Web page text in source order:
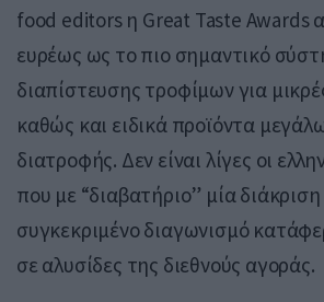
food editors η Great Taste Awards
ευρέως ως το πιο σημαντικό
διαπίστευσης τροφίμων για
καθώς και ειδικά προϊόντα
διατροφής. Δεν είναι λίγες οι
που με “διαβατήριο” μία
συγκεκριμένο διαγωνισμό
σε αλυσίδες της διεθνούς αγοράς.